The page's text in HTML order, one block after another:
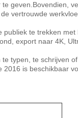
geven.Bovendien,
vertrouwde
te trekken
export naar 4K,
typen, te schrijven
is beschikbaar